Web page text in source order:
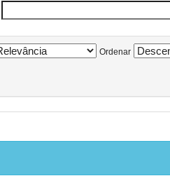
Ordenar